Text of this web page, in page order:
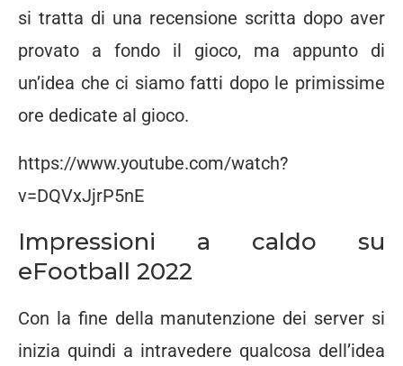
si tratta di una recensione scritta dopo aver
provato a fondo il gioco, ma appunto di
un’idea che ci siamo fatti dopo le primissime
ore dedicate al gioco.
https://www.youtube.com/watch?
v=DQVxJjrP5nE
Impressioni a caldo su
eFootball 2022
Con la fine della manutenzione dei server si
inizia quindi a intravedere qualcosa dell’idea